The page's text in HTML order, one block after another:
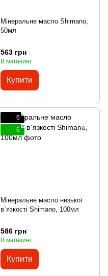
Мінеральне масло Shimano,
50мл
563 грн
В магазині
Купити
6
6
Мінеральне масло низької
в`язкості Shimano, 100мл
586 грн
В магазині
Купити